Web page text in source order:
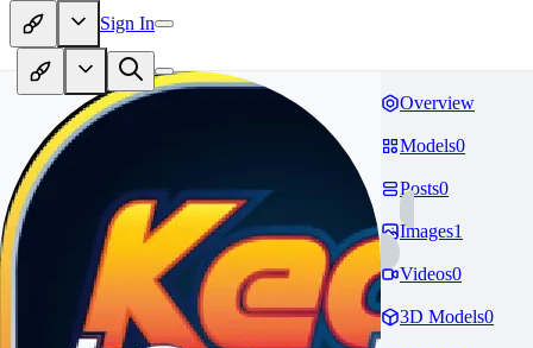
Sign In
Overview
Models0
Posts0
Images1
Videos0
3D Models0